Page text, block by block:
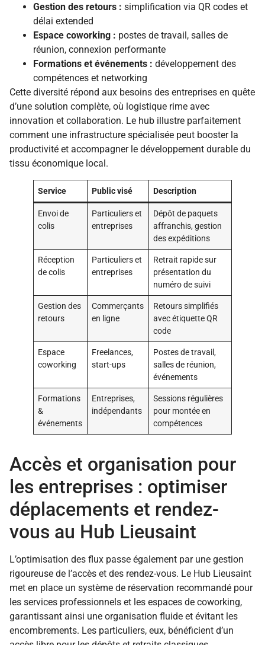
Gestion des retours : simplification via QR codes et
délai extended
Espace coworking : postes de travail, salles de
réunion, connexion performante
Formations et événements : développement des
compétences et networking
Cette diversité répond aux besoins des entreprises en quête
d’une solution complète, où logistique rime avec
innovation et collaboration. Le hub illustre parfaitement
comment une infrastructure spécialisée peut booster la
productivité et accompagner le développement durable du
tissu économique local.
Service Public visé Description
Envoi de
colis
Particuliers et
entreprises
Dépôt de paquets
affranchis, gestion
des expéditions
Réception
de colis
Particuliers et
entreprises
Retrait rapide sur
présentation du
numéro de suivi
Gestion des
retours
Commerçants
en ligne
Retours simplifiés
avec étiquette QR
code
Espace
coworking
Freelances,
start-ups
Postes de travail,
salles de réunion,
événements
Formations
&
événements
Entreprises,
indépendants
Sessions régulières
pour montée en
compétences
Accès et organisation pour
les entreprises : optimiser
déplacements et rendez-
vous au Hub Lieusaint
L’optimisation des flux passe également par une gestion
rigoureuse de l’accès et des rendez-vous. Le Hub Lieusaint
met en place un système de réservation recommandé pour
les services professionnels et les espaces de coworking,
garantissant ainsi une organisation fluide et évitant les
encombrements. Les particuliers, eux, bénéficient d’un